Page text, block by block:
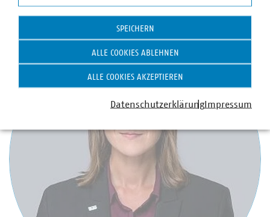
Statistik
SPEICHERN
ALLE COOKIES ABLEHNEN
ALLE COOKIES AKZEPTIEREN
DatenschutzerklärungImpressum